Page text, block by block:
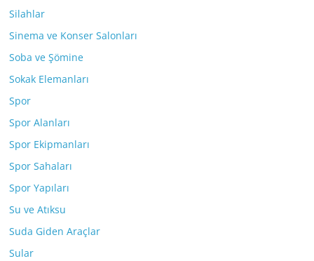
Silahlar
Sinema ve Konser Salonları
Soba ve Şömine
Sokak Elemanları
Spor
Spor Alanları
Spor Ekipmanları
Spor Sahaları
Spor Yapıları
Su ve Atıksu
Suda Giden Araçlar
Sular